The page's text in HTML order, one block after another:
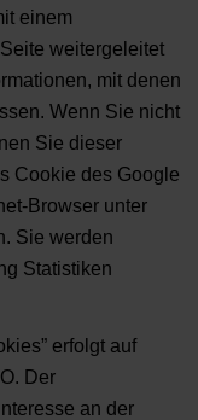
einem
weitergeleitet
mit denen
Wenn Sie nicht
Sie dieser
Cookie des Google
Browser unter
Sie werden
Statistiken
erfolgt auf
Der
an der